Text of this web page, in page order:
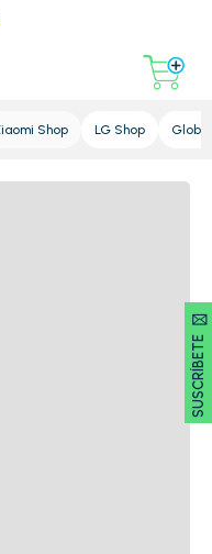
Shop LG Shop Global
SUSCRÍBETE 🖂